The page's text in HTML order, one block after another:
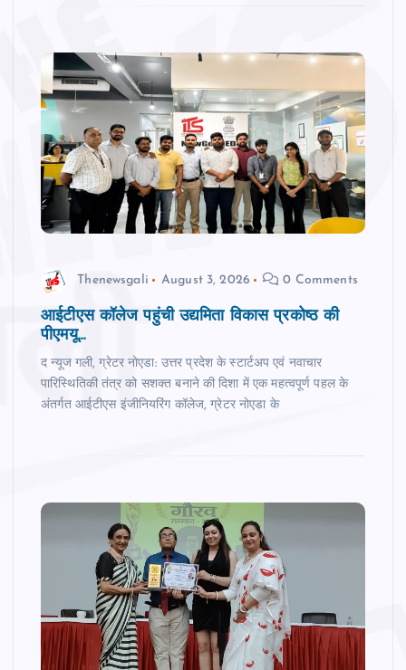
Thenewsgali August 3, 2026 0 Comments
आईटीएस कॉलेज पहुंची उद्यमिता विकास प्रकोष्ठ की
पीएमयू...
द न्‍यूज गली, ग्रेटर नोएडा: उत्तर प्रदेश के स्टार्टअप एवं नवाचार
पारिस्थितिकी तंत्र को सशक्त बनाने की दिशा में एक महत्वपूर्ण पहल के
अंतर्गत आईटीएस इंजीनियरिंग कॉलेज, ग्रेटर नोएडा के